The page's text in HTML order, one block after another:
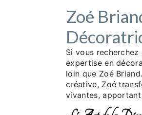
Zoé
Si vous
expertise en
loin que Zoé
créative, Zoé
vivantes,